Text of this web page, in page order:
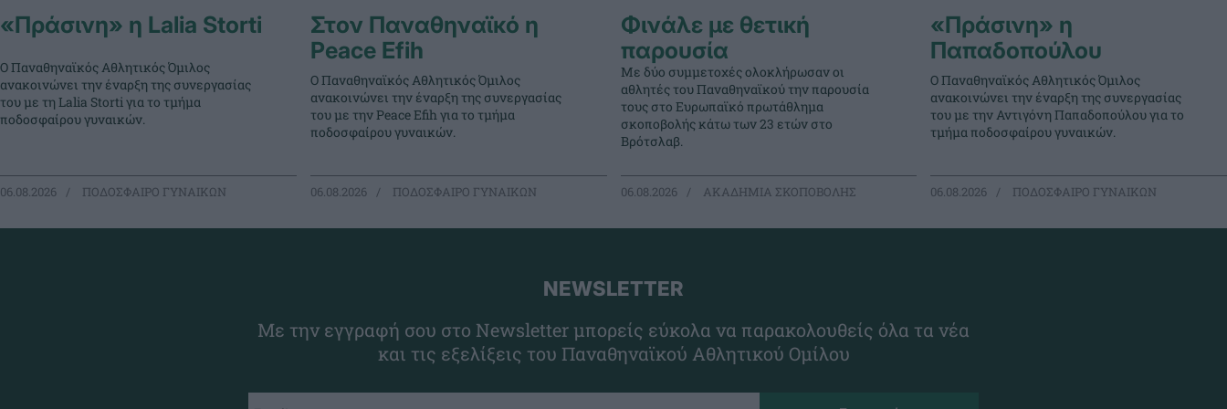
«Πράσινη» η Lalia Storti
Ο Παναθηναϊκός Αθλητικός Όμιλος
ανακοινώνει την έναρξη της συνεργασίας
του με τη Lalia Storti για το τμήμα
ποδοσφαίρου γυναικών.
06.08.2026 ΠΟΔΟΣΦΑΙΡΟ ΓΥΝΑΙΚΩΝ
Στον Παναθηναϊκό η
Peace Efih
Ο Παναθηναϊκός Αθλητικός Όμιλος
ανακοινώνει την έναρξη της συνεργασίας
του με την Peace Efih για το τμήμα
ποδοσφαίρου γυναικών.
06.08.2026 ΠΟΔΟΣΦΑΙΡΟ ΓΥΝΑΙΚΩΝ
Φινάλε με θετική
παρουσία
Με δύο συμμετοχές ολοκλήρωσαν οι
αθλητές του Παναθηναϊκού την παρουσία
τους στο Ευρωπαϊκό πρωτάθλημα
σκοποβολής κάτω των 23 ετών στο
Βρότσλαβ.
06.08.2026 ΑΚΑΔΗΜΙΑ ΣΚΟΠΟΒΟΛΗΣ
«Πράσινη» η
Παπαδοπούλου
Ο Παναθηναϊκός Αθλητικός Όμιλος
ανακοινώνει την έναρξη της συνεργασίας
του με την Αντιγόνη Παπαδοπούλου για το
τμήμα ποδοσφαίρου γυναικών.
06.08.2026 ΠΟΔΟΣΦΑΙΡΟ ΓΥΝΑΙΚΩΝ
NEWSLETTER
Με την εγγραφή σου στο Newsletter μπορείς εύκολα να παρακολουθείς όλα τα νέα
και τις εξελίξεις του Παναθηναϊκού Αθλητικού Ομίλου